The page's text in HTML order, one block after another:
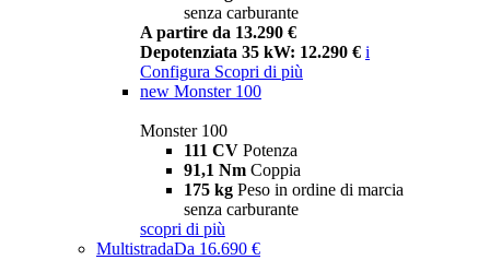
senza carburante
A partire da 13.290 €
Depotenziata 35 kW: 12.290 € i
Configura Scopri di più
new Monster 100
Monster 100
111 CV Potenza
91,1 Nm Coppia
175 kg Peso in ordine di marcia
senza carburante
scopri di più
MultistradaDa 16.690 €